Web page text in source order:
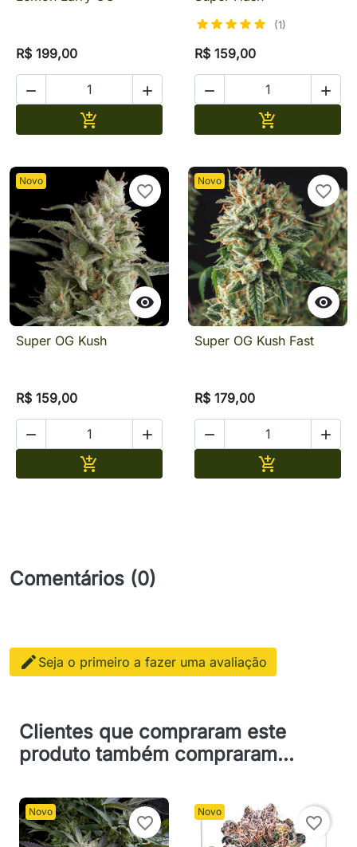
R$ 199,00
 

(1)
R$ 159,00
 

Novo

favorite_border
Super OG Kush
R$ 159,00
 

Novo

favorite_border
Super OG Kush Fast
R$ 179,00
 

Comentários (0)
 Seja o primeiro a fazer uma avaliação
Clientes que compraram este
produto também compraram...
Novo
favorite_border
Novo
favorite_border